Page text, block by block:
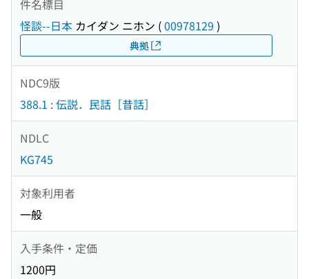
件名標目
怪談--日本 カイダン ニホン (00978129 )
典拠
NDC9版
388.1 : 伝説．民話［昔話］
NDLC
KG745
対象利用者
一般
入手条件・定価
1200円